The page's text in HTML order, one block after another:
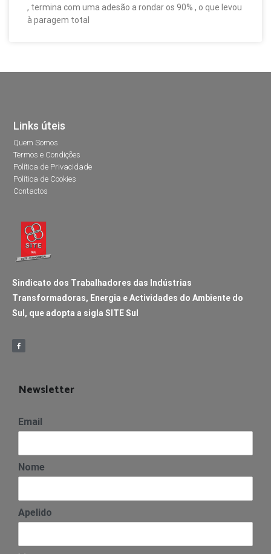
, termina com uma adesão a rondar os 90% , o que levou
à paragem total
Links úteis
Quem Somos
Termos e Condições
Política de Privacidade
Política de Cookies
Contactos
Sindicato dos Trabalhadores das Indústrias
Transformadoras, Energia e Actividades do Ambiente do
Sul, que adopta a sigla SITE Sul
Newsletter
Email
Nome
Apelido